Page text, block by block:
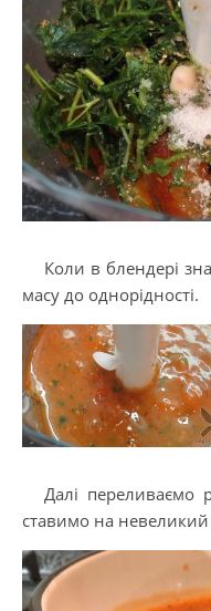
Коли в блендері
масу до однорідності.
Далі переливаємо
ставимо на